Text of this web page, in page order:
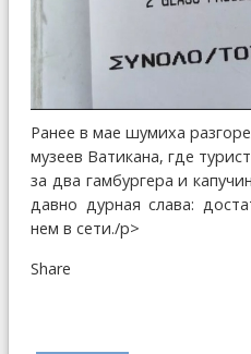
Ранее в мае шумиха
музеев Ватикана, где
за два гамбургера и
давно дурная слава:
нем в сети./p>
Share